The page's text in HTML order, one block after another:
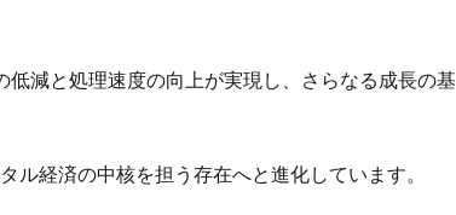
減と処理速度の向上が実現し、さらなる成長の基
ル経済の中核を担う存在へと進化しています。